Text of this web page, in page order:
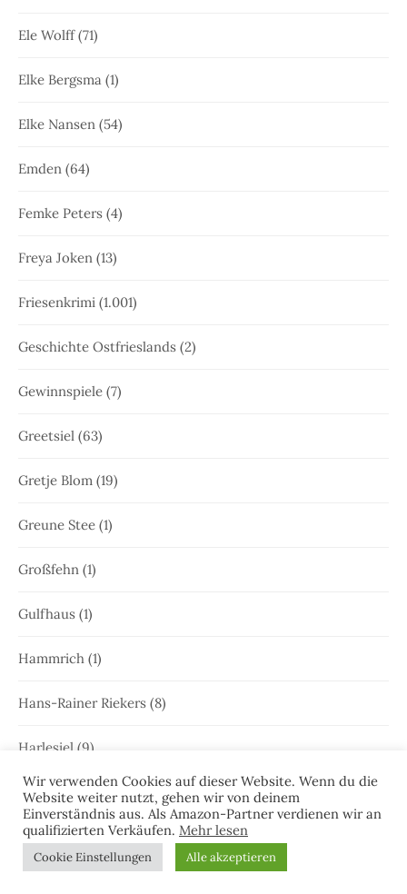
Ele Wolff(71)
Elke Bergsma (1)
Elke Nansen (54)
Emden (64)
Femke Peters (4)
Freya Joken (13)
Friesenkrimi (1.001)
Geschichte Ostfrieslands (2)
Gewinnspiele (7)
Greetsiel (63)
Gretje Blom (19)
Greune Stee (1)
Großfehn (1)
Gulfhaus (1)
Hammrich (1)
Hans-Rainer Riekers (8)
Harlesiel (9)
Hauke Holjansen(5)
Hedda Böttcher(23)
Wir verwenden Cookies auf dieser Website. Wenn du die
Website weiter nutzt, gehen wir von deinem
Einverständnis aus. Als Amazon-Partner verdienen wir an
qualifizierten Verkäufen. Mehr lesen
Cookie Einstellungen Alle akzeptieren